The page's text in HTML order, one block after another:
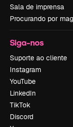
Sala de imprensa
Procurando por
Siga-nos
Suporte ao cliente
Instagram
YouTube
LinkedIn
TikTok
Discord